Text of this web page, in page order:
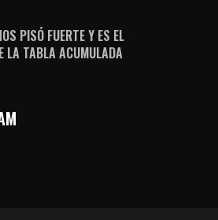
PISÓ FUERTE Y ES EL
LA TABLA ACUMULADA